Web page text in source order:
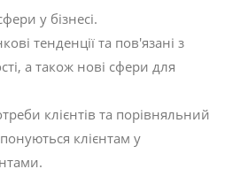
у бізнесі.
тенденції та пов'язані з
а також нові сфери для
клієнтів та порівняльний
клієнтам у